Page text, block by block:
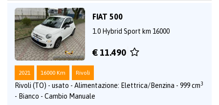
FIAT 500
1.0 Hybrid Sport km 16000
€ 11.490
2021 16000 Km Rivoli
Rivoli (TO) - usato - Alimentazione: Elettrica/Benzina - 999 cm3
- Bianco - Cambio Manuale